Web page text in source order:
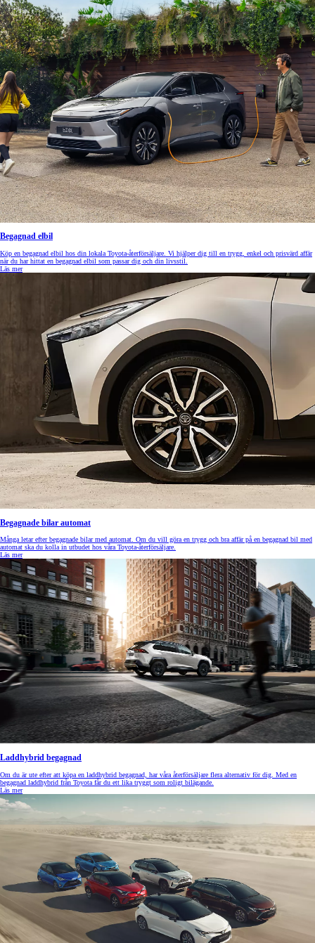
Begagnad elbil
Köp en begagnad elbil hos din lokala Toyota-återförsäljare. Vi hjälper dig till en trygg, enkel och prisvärd affär
när du har hittat en begagnad elbil som passar dig och din livsstil.
Läs mer
Begagnade bilar automat
Många letar efter begagnade bilar med automat. Om du vill göra en trygg och bra affär på en begagnad bil med
automat ska du kolla in utbudet hos våra Toyota-återförsäljare.
Läs mer
Laddhybrid begagnad
Om du är ute efter att köpa en laddhybrid begagnad, har våra återförsäljare flera alternativ för dig. Med en
begagnad laddhybrid från Toyota får du ett lika tryggt som roligt bilägande.
Läs mer